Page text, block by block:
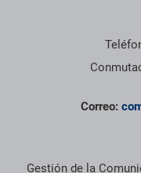
Correo:
Gestión de la